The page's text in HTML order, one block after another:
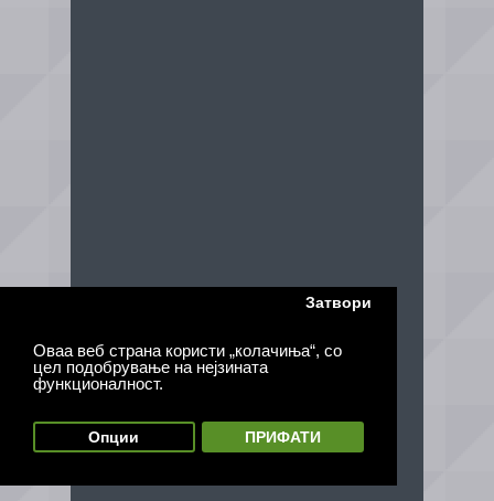
Оваа веб страна користи „колачиња“, со
цел подобрување на нејзината
функционалност.
Затвори
Опции ПРИФАТИ